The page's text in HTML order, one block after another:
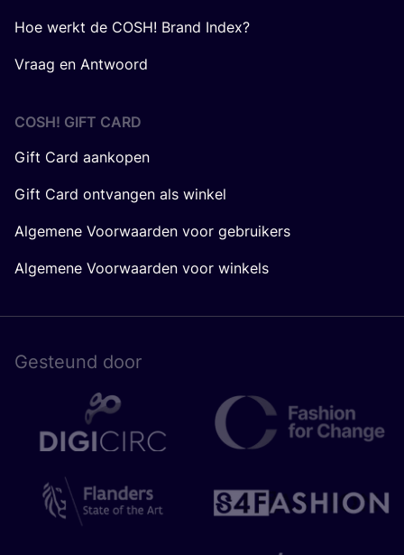
Hoe werkt de COSH! Brand Index?
Vraag en Antwoord
COSH! GIFT CARD
Gift Card aankopen
Gift Card ontvangen als winkel
Algemene Voorwaarden voor gebruikers
Algemene Voorwaarden voor winkels
Gesteund door